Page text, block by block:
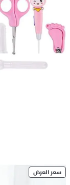
سعر العرضPRODUCT
ON